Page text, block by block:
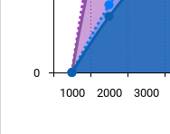
1000 2000 3000
0